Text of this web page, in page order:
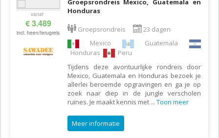
vanaf
€ 3.489
incl. heen/terugreis
Groepsrondreis Mexico, Guatemala en
Honduras
Groepsrondreis
23 dagen
Mexico
Guatemala
Honduras
Peru
Tijdens deze avontuurlijke rondreis door
Mexico, Guatemala en Honduras bezoek je
allerlei beroemde opgravingen en ga je op
zoek naar diep in de jungle verscholen
ruïnes. Je maakt kennis met ... Toon meer
Meer informatie